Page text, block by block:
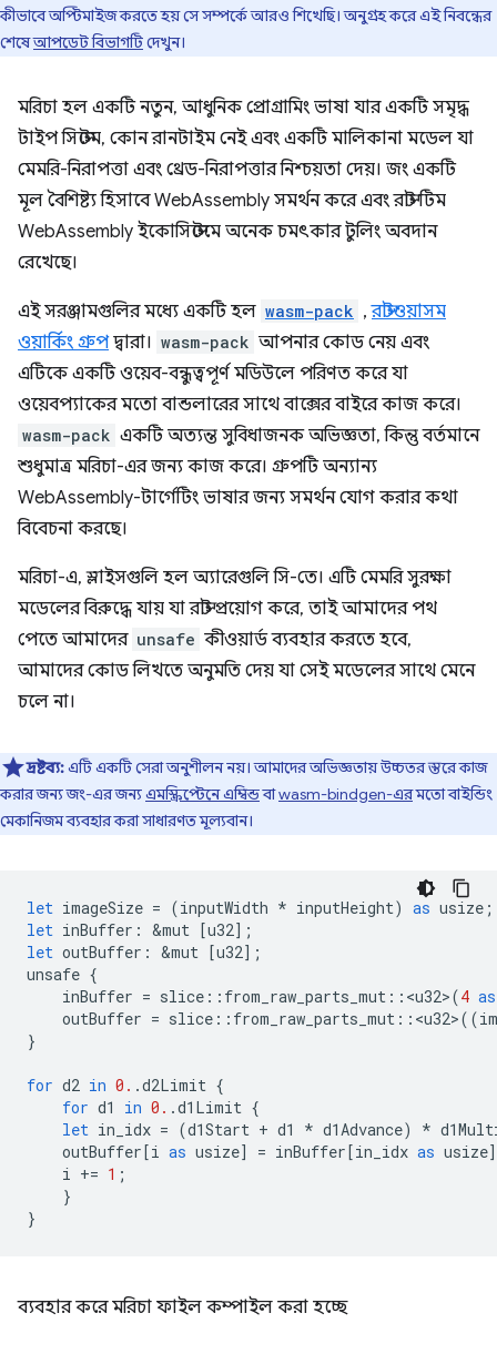
কীভাবে অপ্টিমাইজ করতে হয় সে সম্পর্কে আরও শিখেছি। অনুগ্রহ করে এই নিবন্ধের
শেষেআপডেট বিভাগটিদেখুন।
মরিচা হল একটি নতুন, আধুনিক প্রোগ্রামিং ভাষা যার একটি সমৃদ্ধ
টাইপ সিস্টেম, কোন রানটাইম নেই এবং একটি মালিকানা মডেল যা
মেমরি-নিরাপত্তা এবং থ্রেড-নিরাপত্তার নিশ্চয়তা দেয়। জং একটি
মূল বৈশিষ্ট্য হিসাবে WebAssembly সমর্থন করে এবং রাস্ট টিম
WebAssembly ইকোসিস্টেমে অনেক চমৎকার টুলিং অবদান
রেখেছে।
এই সরঞ্জামগুলির মধ্যে একটি হল wasm-pack ,রাস্টওয়াসম
ওয়ার্কিং গ্রুপদ্বারা। wasm-pack আপনার কোড নেয় এবং
এটিকে একটি ওয়েব-বন্ধুত্বপূর্ণ মডিউলে পরিণত করে যা
ওয়েবপ্যাকের মতো বান্ডলারের সাথে বাক্সের বাইরে কাজ করে।
wasm-pack একটি অত্যন্ত সুবিধাজনক অভিজ্ঞতা, কিন্তু বর্তমানে
শুধুমাত্র মরিচা-এর জন্য কাজ করে। গ্রুপটি অন্যান্য
WebAssembly-টার্গেটিং ভাষার জন্য সমর্থন যোগ করার কথা
বিবেচনা করছে।
মরিচা-এ, স্লাইসগুলি হল অ্যারেগুলি সি-তে। এটি মেমরি সুরক্ষা
মডেলের বিরুদ্ধে যায় যা রাস্ট প্রয়োগ করে, তাই আমাদের পথ
পেতে আমাদের unsafe কীওয়ার্ড ব্যবহার করতে হবে,
আমাদের কোড লিখতে অনুমতি দেয় যা সেই মডেলের সাথে মেনে
চলে না।
দ্রষ্টব্য:এটি একটি সেরা অনুশীলন নয়। আমাদের অভিজ্ঞতায় উচ্চতর স্তরে কাজ
করার জন্য জং-এর জন্যএমস্ক্রিপ্টেনে এম্বিন্ডবাwasm-bindgen-এরমতো বাইন্ডিং
মেকানিজম ব্যবহার করা সাধারণত মূল্যবান।
let imageSize = (inputWidth * inputHeight) as usize ;
let inBuffer : &mut [u32];
let outBuffer : &mut [u32];
unsafe {
inBuffer = slice :: from_raw_parts_mut :: <u32>(4 as
outBuffer = slice :: from_raw_parts_mut :: <u32>((
}
for d2 in 0. .d2Limit {
for d1 in 0. .d1Limit {
let in_idx = (d1Start + d1 * d1Advance) *
outBuffer[i as usize] = inBuffer[in_idx as usize
i += 1 ;
}
}
ব্যবহার করে মরিচা ফাইল কম্পাইল করা হচ্ছে